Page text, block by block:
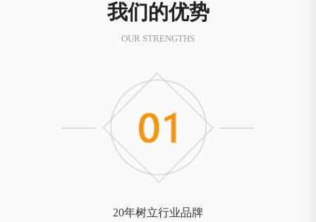
我们的优势
OUR STRENGTHS
20年树立行业品牌